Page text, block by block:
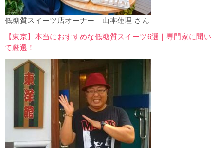
低糖質スイーツ店オーナー 山本蓮理 さん
【東京】本当におすすめな低糖質スイーツ6選｜専門家に聞い
て厳選！